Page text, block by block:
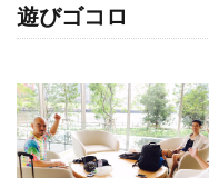
遊びゴコロ